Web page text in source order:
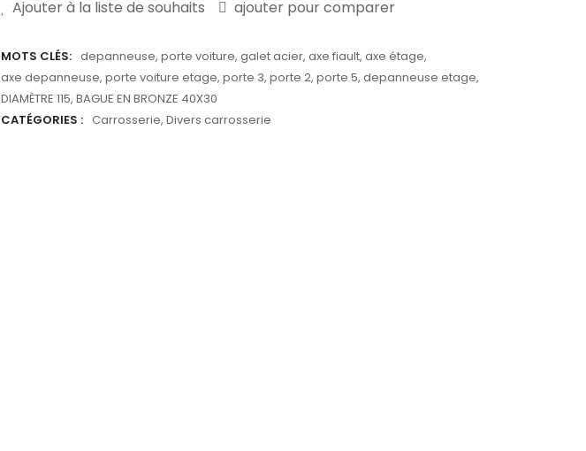
Ajouter à la liste de souhaits ajouter pour comparer
MOTS CLÉS: depanneuse, porte voiture, galet acier, axe fiault, axe étage,
axe depanneuse, porte voiture etage, porte 3, porte 2, porte 5, depanneuse etage,
DIAMÈTRE 115, BAGUE EN BRONZE 40X30
CATÉGORIES : Carrosserie, Divers carrosserie